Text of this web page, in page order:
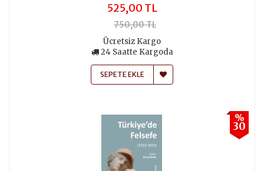
525,00 TL
750,00 TL
Ücretsiz Kargo
24 Saatte Kargoda
SEPETE EKLE
%
30